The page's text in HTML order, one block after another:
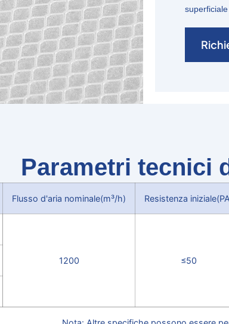
superficiale
Parametri tecnici
Flusso d'aria nominale(m³/h) Resistenza
1200 ≤50